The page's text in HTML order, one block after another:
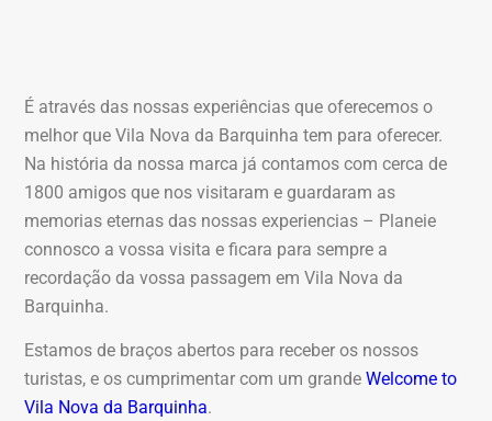
É através das nossas experiências que oferecemos o
melhor que Vila Nova da Barquinha tem para oferecer.
Na história da nossa marca já contamos com cerca de
1800 amigos que nos visitaram e guardaram as
memorias eternas das nossas experiencias – Planeie
connosco a vossa visita e ficara para sempre a
recordação da vossa passagem em Vila Nova da
Barquinha.
Estamos de braços abertos para receber os nossos
turistas, e os cumprimentar com um grande Welcome to
Vila Nova da Barquinha.